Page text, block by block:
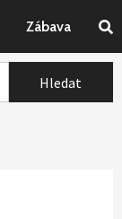
Zábava